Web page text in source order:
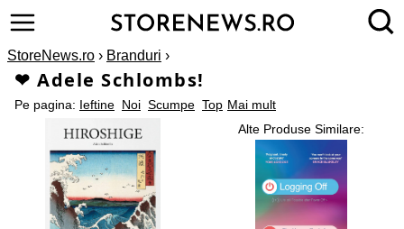
StoreNews.ro › Branduri ›
❤ Adele Schlombs!
Mai mult
Pe pagina: Ieftine Noi Scumpe Top
1
Alte Produse Similare:
2